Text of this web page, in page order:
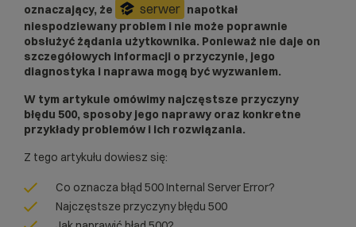
oznaczający, że
serwer napotkał
niespodziewany problem i nie może poprawnie
obsłużyć żądania użytkownika. Ponieważ nie daje on
szczegółowych informacji o przyczynie, jego
diagnostyka i naprawa mogą być wyzwaniem.
W tym artykule omówimy najczęstsze przyczyny
błędu 500, sposoby jego naprawy oraz konkretne
przykłady problemów i ich rozwiązania.
Z tego artykułu dowiesz się:
Co oznacza błąd 500 Internal Server Error?
Najczęstsze przyczyny błędu 500